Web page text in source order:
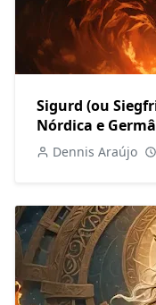
Sigurd (ou
Nórdica e
Dennis Araújo